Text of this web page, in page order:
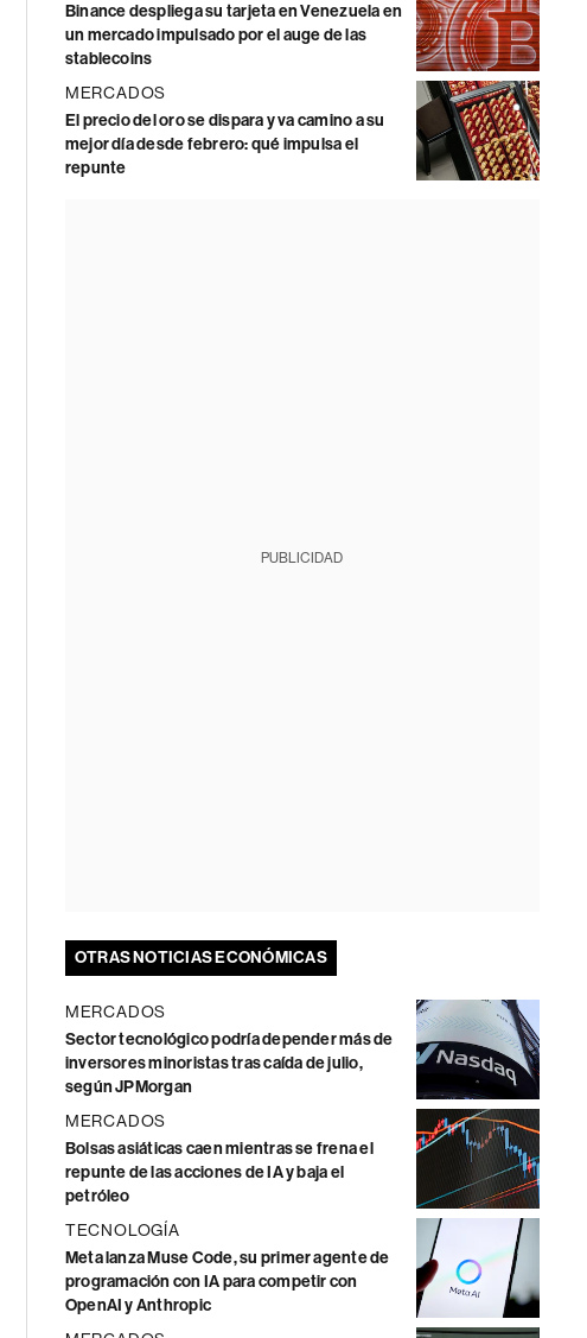
Binance despliega su tarjeta en Venezuela en
un mercado impulsado por el auge de las
stablecoins
MERCADOS
El precio del oro se dispara y va camino a su
mejor día desde febrero: qué impulsa el
repunte
PUBLICIDAD
OTRAS NOTICIAS ECONÓMICAS
MERCADOS
Sector tecnológico podría depender más de
inversores minoristas tras caída de julio,
según JPMorgan
MERCADOS
Bolsas asiáticas caen mientras se frena el
repunte de las acciones de IA y baja el
petróleo
TECNOLOGÍA
Meta lanza Muse Code, su primer agente de
programación con IA para competir con
OpenAI y Anthropic